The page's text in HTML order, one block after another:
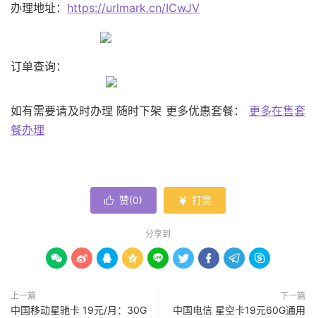
办理地址： https://urlmark.cn/ICwJV
订单查询：
如有需要请及时办理 随时下架 更多优惠套餐： 更多在售套
餐办理
 赞(0)  打赏
分享到
        
上一篇
中国移动星驰卡 19元/月：30G
下一篇
中国电信 星空卡19元60G通用